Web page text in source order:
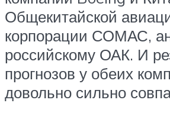
Общекитайской
корпорации СОМАС,
российскому ОАК. И
прогнозов у обеих
довольно сильно